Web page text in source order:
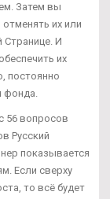
Затем вы
их или
Странице. И
их
постоянно
фонда.
56 вопросов
Русский
показывается
Если сверху
то всё будет